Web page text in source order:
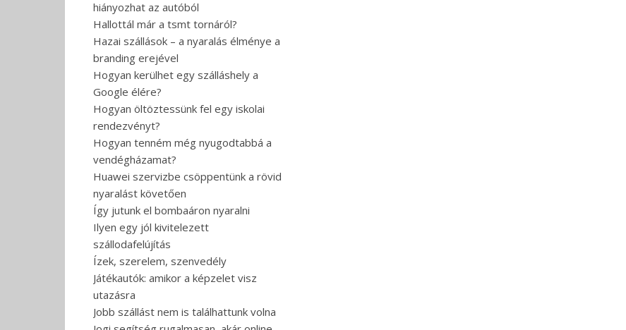
hiányozhat az autóból
Hallottál már a tsmt tornáról?
Hazai szállások – a nyaralás élménye a
branding erejével
Hogyan kerülhet egy szálláshely a
Google élére?
Hogyan öltöztessünk fel egy iskolai
rendezvényt?
Hogyan tenném még nyugodtabbá a
vendégházamat?
Huawei szervizbe csöppentünk a rövid
nyaralást követően
Így jutunk el bombaáron nyaralni
Ilyen egy jól kivitelezett
szállodafelújítás
Ízek, szerelem, szenvedély
Játékautók: amikor a képzelet visz
utazásra
Jobb szállást nem is találhattunk volna